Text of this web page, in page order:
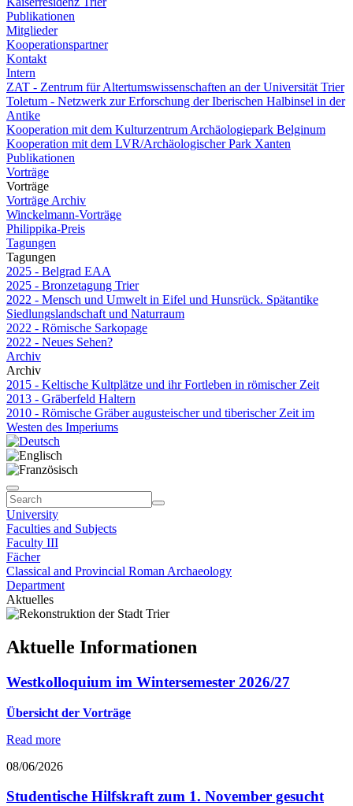
Publikationen
Mitglieder
Kooperationspartner
Kontakt
Intern
ZAT - Zentrum für Altertumswissenschaften an der Universität Trier
Toletum - Netzwerk zur Erforschung der Iberischen Halbinsel in der
Antike
Kooperation mit dem Kulturzentrum Archäologiepark Belginum
Kooperation mit dem LVR/Archäologischer Park Xanten
Publikationen
Vorträge
Vorträge
Vorträge Archiv
Winckelmann-Vorträge
Philippika-Preis
Tagungen
Tagungen
2025 - Belgrad EAA
2025 - Bronzetagung Trier
2022 - Mensch und Umwelt in Eifel und Hunsrück. Spätantike
Siedlungslandschaft und Naturraum
2022 - Römische Sarkopage
2022 - Neues Sehen?
Archiv
Archiv
2015 - Keltische Kultplätze und ihr Fortleben in römischer Zeit
2013 - Gräberfeld Haltern
2010 - Römische Gräber augusteischer und tiberischer Zeit im
Westen des Imperiums
University
Faculties and Subjects
Faculty III
Fächer
Classical and Provincial Roman Archaeology
Department
Aktuelles
Aktuelle Informationen
Westkolloquium im Wintersemester 2026/27
Übersicht der Vorträge
Read more
08/06/2026
Studentische Hilfskraft zum 1. November gesucht